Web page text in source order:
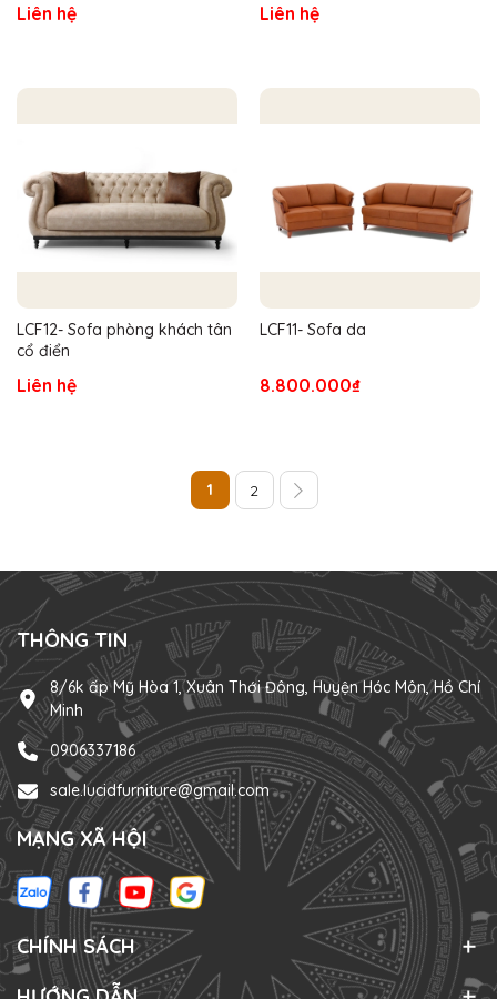
Liên hệ Liên hệ
LCF12- Sofa phòng khách tân
cổ điển
Liên hệ
LCF11- Sofa da
8.800.000₫
1 2
THÔNG TIN
8/6k ấp Mỹ Hòa 1, Xuân Thới Đông, Huyện Hóc Môn, Hồ Chí
Minh
0906337186
sale.lucidfurniture@gmail.com
MẠNG XÃ HỘI
CHÍNH SÁCH